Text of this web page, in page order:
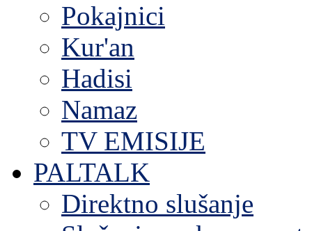
Pokajnici
Kur'an
Hadisi
Namaz
TV EMISIJE
PALTALK
Direktno slušanje